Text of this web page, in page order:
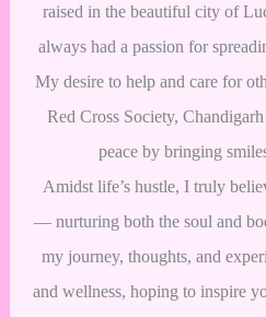
raised in the beautiful city of
always had a passion for
My desire to help and care for
Red Cross Society,
peace by bringing
Amidst life’s hustle, I truly
— nurturing both the soul and
my journey, thoughts, and
and wellness, hoping to inspire